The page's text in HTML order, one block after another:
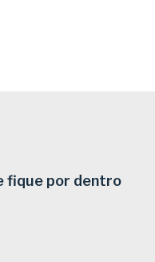
fique por dentro